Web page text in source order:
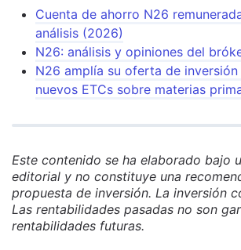
Cuenta de ahorro N26
análisis (2026)
N26: análisis y opiniones del
N26 amplía su oferta de inversión
nuevos ETCs sobre materias
Este contenido se ha elaborado bajo
editorial y no constituye una
propuesta de inversión. La inversión
Las rentabilidades pasadas no son
rentabilidades futuras.